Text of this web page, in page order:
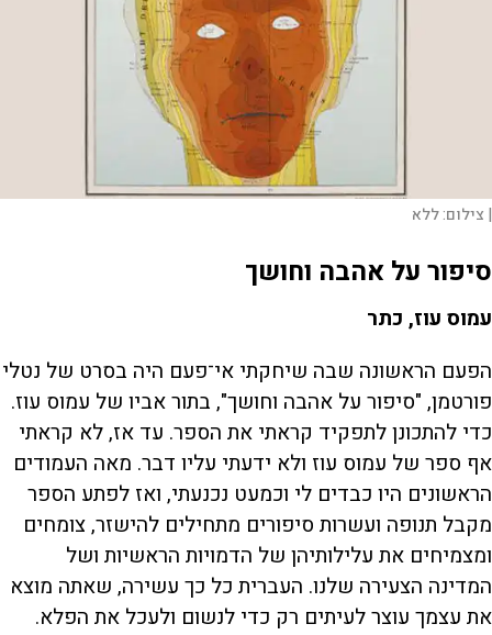
| צילום:ללא
סיפור על אהבה וחושך
עמוס עוז, כתר
הפעם הראשונה שבה שיחקתי אי־פעם היה בסרט של נטלי
פורטמן, "סיפור על אהבה וחושך", בתור אביו של עמוס עוז.
כדי להתכונן לתפקיד קראתי את הספר. עד אז, לא קראתי
אף ספר של עמוס עוז ולא ידעתי עליו דבר. מאה העמודים
הראשונים היו כבדים לי וכמעט נכנעתי, ואז לפתע הספר
מקבל תנופה ועשרות סיפורים מתחילים להישזר, צומחים
ומצמיחים את עלילותיהן של הדמויות הראשיות ושל
המדינה הצעירה שלנו. העברית כל כך עשירה, שאתה מוצא
את עצמך עוצר לעיתים רק כדי לנשום ולעכל את הפלא.